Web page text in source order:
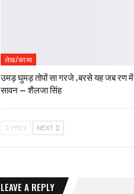
लेख/काव्य
उमड़ घुमड़ तोपों सा गरजे ,बरसे यह जब रण में
सावन — शैलजा सिंह
PREV NEXT
LEAVE A REPLY